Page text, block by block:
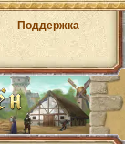
- Поддержка -